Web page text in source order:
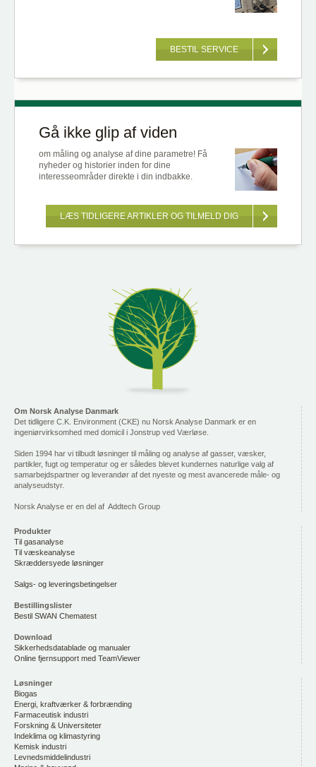
BESTIL SERVICE
Gå ikke glip af viden
om måling og analyse af dine parametre! Få
nyheder og historier inden for dine
interesseområder direkte i din indbakke.
LÆS TIDLIGERE ARTIKLER OG TILMELD DIG
Om Norsk Analyse Danmark
Det tidligere C.K. Environment (CKE) nu Norsk Analyse Danmark er en
ingeniørvirksomhed med domicil i Jonstrup ved Værløse.
Siden 1994 har vi tilbudt løsninger til måling og analyse af gasser, væsker,
partikler, fugt og temperatur og er således blevet kundernes naturlige valg af
samarbejdspartner og leverandør af det nyeste og mest avancerede måle- og
analyseudstyr.
Norsk Analyse er en del af Addtech Group
Produkter
Til gasanalyse
Til væskeanalyse
Skræddersyede løsninger
Salgs- og leveringsbetingelser
Bestillingslister
Bestil SWAN Chematest
Download
Sikkerhedsdatablade og manualer
Online fjernsupport med TeamViewer
Løsninger
Biogas
Energi, kraftværker & forbrænding
Farmaceutisk industri
Forskning & Universiteter
Indeklima og klimastyring
Kemisk industri
Levnedsmiddelindustri